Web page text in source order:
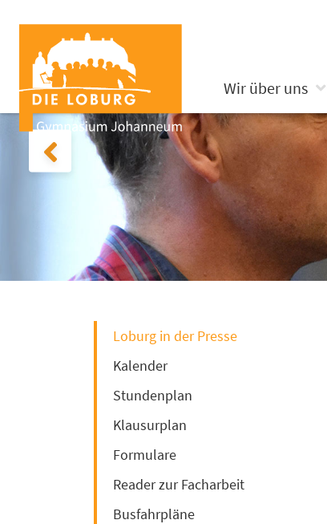
Wir über uns
Loburg in der Presse
Kalender
Stundenplan
Klausurplan
Formulare
Reader zur Facharbeit
Busfahrpläne